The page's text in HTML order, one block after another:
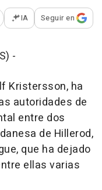
opciones para
IA Seguir en
-
Kristersson, ha
autoridades de
entre dos
de Hillerod,
que ha dejado
ellas varias